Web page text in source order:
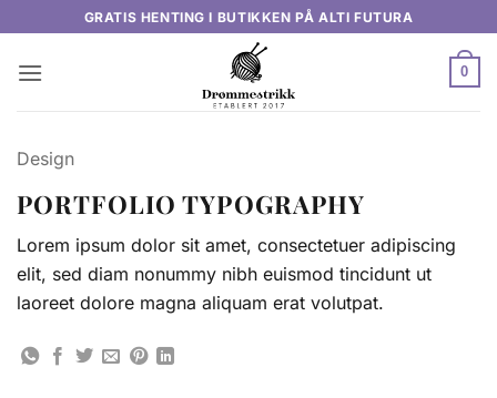
content
GRATIS HENTING I BUTIKKEN PÅ ALTI FUTURA
0
Design
PORTFOLIO TYPOGRAPHY
Lorem ipsum dolor sit amet, consectetuer adipiscing
elit, sed diam nonummy nibh euismod tincidunt ut
laoreet dolore magna aliquam erat volutpat.